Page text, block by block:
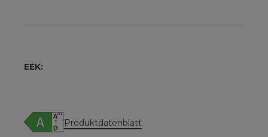
EEK:
Produktdatenblatt